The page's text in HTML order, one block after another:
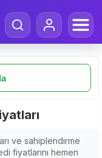
ve sahiplendirme
fiyatlarını hemen